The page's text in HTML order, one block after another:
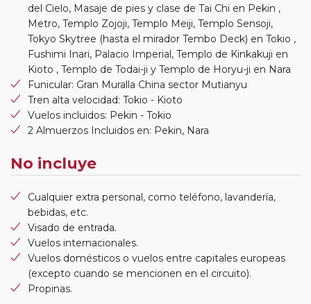
del Cielo, Masaje de pies y clase de Tai Chi en Pekin ,
Metro, Templo Zojoji, Templo Meiji, Templo Sensoji,
Tokyo Skytree (hasta el mirador Tembo Deck) en Tokio ,
Fushimi Inari, Palacio Imperial, Templo de Kinkakuji en
Kioto , Templo de Todai-ji y Templo de Horyu-ji en Nara
Funicular: Gran Muralla China sector Mutianyu
Tren alta velocidad: Tokio - Kioto
Vuelos incluidos: Pekin - Tokio
2 Almuerzos Incluidos en: Pekin, Nara
No incluye
Cualquier extra personal, como teléfono, lavandería,
bebidas, etc.
Visado de entrada.
Vuelos internacionales.
Vuelos domésticos o vuelos entre capitales europeas
(excepto cuando se mencionen en el circuito).
Propinas.